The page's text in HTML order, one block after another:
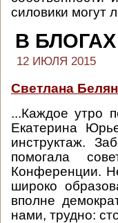
силовики могут
В БЛОГАХ
12 ИЮЛЯ 2015
Светлана
...Каждое утро
Екатерина
инструктаж.
помогала
Конференции.
широко
вполне
нами, трудно: